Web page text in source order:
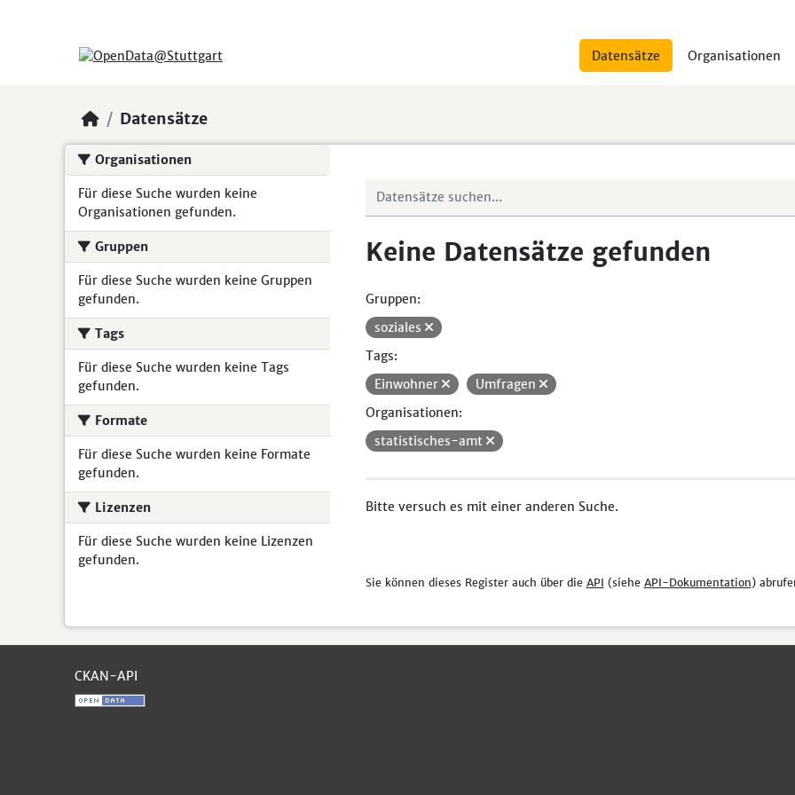
Datensätze Organisationen
Datensätze
Organisationen
Für diese Suche wurden keine
Organisationen gefunden.
Gruppen
Für diese Suche wurden keine Gruppen
gefunden.
Tags
Für diese Suche wurden keine Tags
gefunden.
Formate
Für diese Suche wurden keine Formate
gefunden.
Lizenzen
Für diese Suche wurden keine Lizenzen
gefunden.
Keine Datensätze gefunden
Gruppen:
soziales
Tags:
Einwohner
Umfragen
Organisationen:
statistisches-amt
Bitte versuch es mit einer anderen Suche.
Sie können dieses Register auch über die API (siehe API-Dokumentation)
CKAN-API